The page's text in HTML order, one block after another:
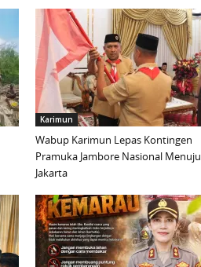
Karimun
Wabup Karimun Lepas Kontingen
Pramuka Jambore Nasional Menuju
Jakarta